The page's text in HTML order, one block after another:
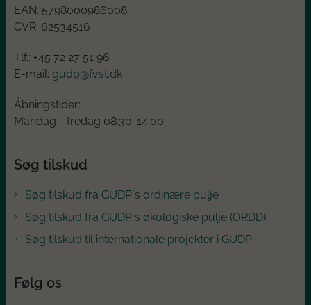
EAN: 5798000986008
CVR: 62534516
Tlf.: +45 72 27 51 96
E-mail: gudp@fvst.dk
Åbningstider:
Mandag - fredag 08:30-14:00
Søg tilskud
Søg tilskud fra GUDP´s ordinære pulje
Søg tilskud fra GUDP´s økologiske pulje (ORDD)
Søg tilskud til internationale projekter i GUDP
Følg os